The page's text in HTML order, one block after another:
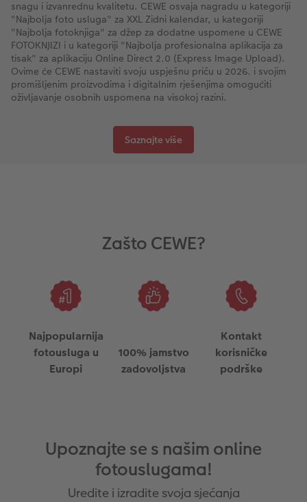
snagu i izvanrednu kvalitetu. CEWE osvaja nagradu u kategoriji
"Najbolja foto usluga" za XXL Zidni kalendar, u kategoriji
"Najbolja fotoknjiga" za džep za dodatne uspomene u CEWE
FOTOKNJIZI i u kategoriji "Najbolja profesionalna aplikacija za
tisak" za aplikaciju Online Direct 2.0 (Express Image Upload).
Ovime će CEWE nastaviti svoju uspješnu priču u 2026. i svojim
promišljenim proizvodima i digitalnim rješenjima omogućiti
oživljavanje osobnih uspomena na visokoj razini.
Saznajte više
Zašto CEWE?
Najpopularnija
fotousluga u
Europi
100% jamstvo
zadovoljstva
Kontakt
korisničke
podrške
Upoznajte se s našim online
fotouslugama!
Uredite i izradite svoja sjećanja